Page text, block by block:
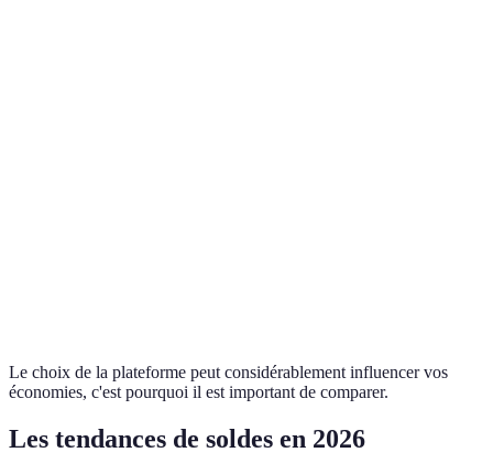
Le choix de la plateforme peut considérablement influencer vos
économies, c'est pourquoi il est important de comparer.
Les tendances de soldes en 2026